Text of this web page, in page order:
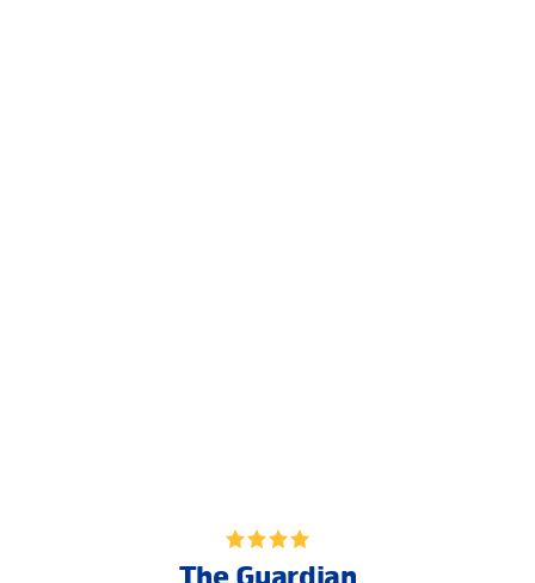
The Guardian